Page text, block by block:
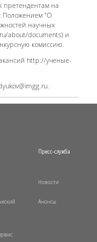
претендентам на
Положением "О
научных
about/documents) и
комиссию.
http://ученые-
Пресс-служба
Новости
Анонсы